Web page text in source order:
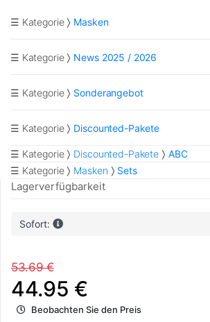
☰ Kategorie Masken
☰ Kategorie News 2025 / 2026
☰ Kategorie Sonderangebot
☰ Kategorie Discounted-Pakete
☰ Kategorie Discounted-Pakete
ABC
☰ Kategorie
Masken Sets
Lagerverfügbarkeit
Sofort:
53.69 €
44.95 €
Beobachten Sie den Preis